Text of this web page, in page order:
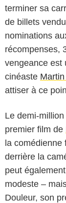
terminer sa
de billets
nominations
récompenses,
vengeance est
cinéaste
attiser à ce
Le demi-
premier film de
la comédienne
derrière la
peut
modeste –
Douleur, son